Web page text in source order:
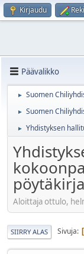
Kirjaudu
Päävalikko
► Suomen
► Suomen
► Yhdistyksen
pöytäkirja
Aloittaja ottulo,
SIIRRY ALAS Sivuja